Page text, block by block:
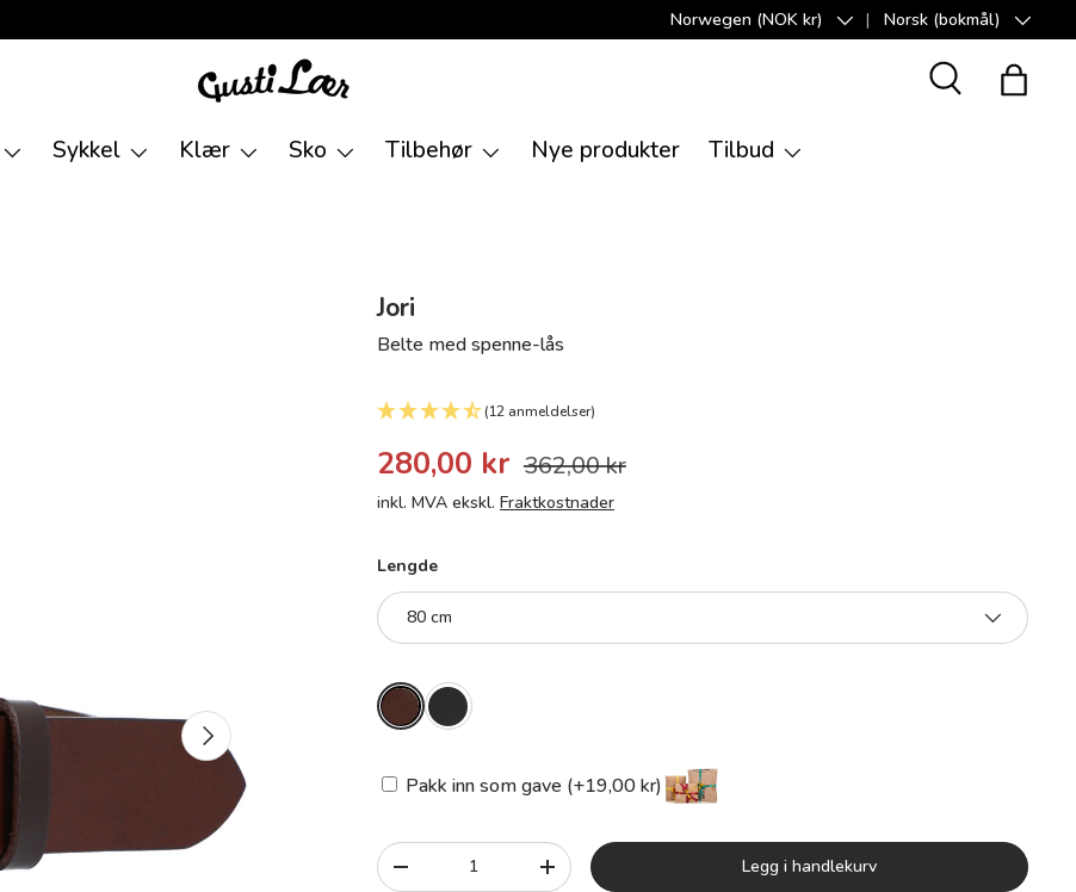
Land/Region
Norwegen (NOK kr) SpråkNorsk (bokmål)
Suche
Sykkel Klær Sko Tilbehør Nye produkter Tilbud
Neste
Jori
Belte med spenne-lås
(12 anmeldelser)
280,00 kr 362,00 kr
inkl. MVA ekskl. Fraktkostnader
Lengde
80 cm
Pakk inn som gave (+19,00 kr)
Antall
-
+ Legg i handlekurv